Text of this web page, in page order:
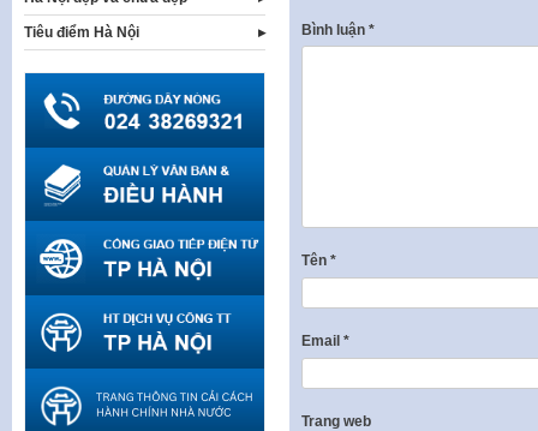
Bình luận *
Tên *
Email *
Trang web
Tiêu điểm Hà Nội